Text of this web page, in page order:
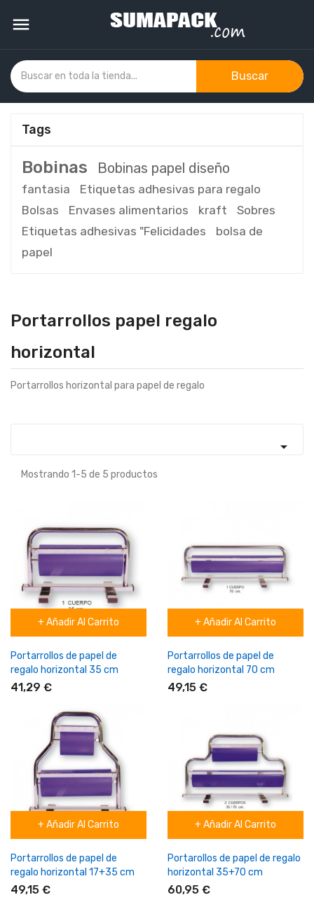

Buscar
Tags
Bobinas Bobinas papel diseño
fantasia
Etiquetas adhesivas para regalo
Bolsas
Envases alimentarios kraft
Sobres
Etiquetas adhesivas "Felicidades
bolsa de
papel
Portarrollos papel regalo
horizontal
Portarrollos horizontal para papel de regalo

Mostrando 1-5 de 5 productos
+ Añadir Al Carrito
Portarrollos de papel de
regalo horizontal 35 cm
41,29 €
+ Añadir Al Carrito
Portarrollos de papel de
regalo horizontal 70 cm
49,15 €
+ Añadir Al Carrito
Portarrollos de papel de
regalo horizontal 17+35 cm
49,15 €
+ Añadir Al Carrito
Portarollos de papel de regalo
horizontal 35+70 cm
60,95 €